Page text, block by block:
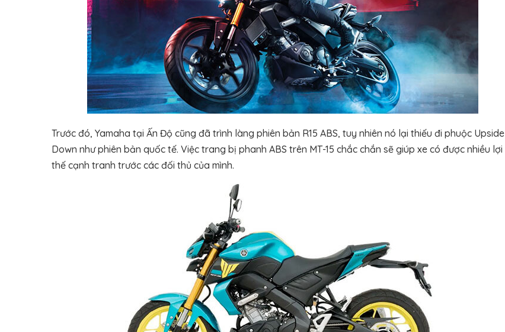
Trước đó, Yamaha tại Ấn Độ cũng đã trình làng phiên bản R15 ABS, tuy nhiên nó lại thiếu đi phuộc Upside
Down như phiên bản quốc tế. Việc trang bị phanh ABS trên MT-15 chắc chắn sẽ giúp xe có được nhiều lợi
thế cạnh tranh trước các đối thủ của mình.